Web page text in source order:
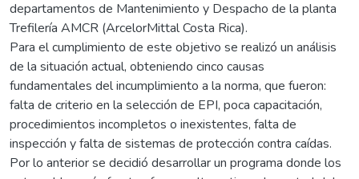
departamentos de Mantenimiento y Despacho de la planta
Trefilería AMCR (ArcelorMittal Costa Rica).
Para el cumplimiento de este objetivo se realizó un análisis
de la situación actual, obteniendo cinco causas
fundamentales del incumplimiento a la norma, que fueron:
falta de criterio en la selección de EPI, poca capacitación,
procedimientos incompletos o inexistentes, falta de
inspección y falta de sistemas de protección contra caídas.
Por lo anterior se decidió desarrollar un programa donde los